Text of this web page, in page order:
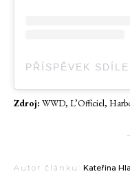
Zdroj: WWD, L’Officiel,
Autor článku: Kateřina